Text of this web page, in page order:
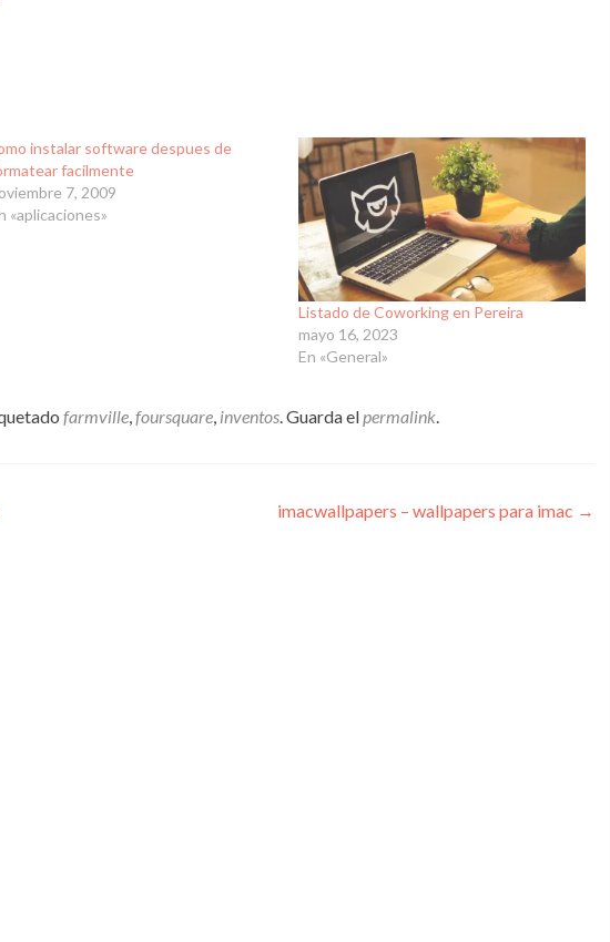
instalar software despues de
facilmente
7, 2009
«aplicaciones»
Listado de Coworking en Pereira
mayo 16, 2023
En «General»
farmville,foursquare, inventos. Guarda elpermalink.
imacwallpapers – wallpapers para imac →